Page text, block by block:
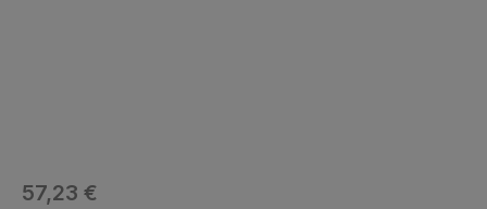
Regulärer Preis:
57,23 €